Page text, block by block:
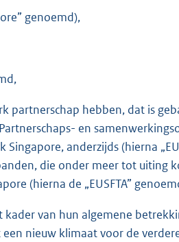
genoemd),
partnerschap hebben, dat is
en
anderzijds (hierna
die onder meer tot uiting
(hierna de „EUSFTA”
van hun algemene
nieuw klimaat voor de